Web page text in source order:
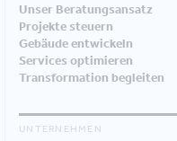
Unser Beratungsansatz
Projekte steuern
Gebäude entwickeln
Services optimieren
Transformation begleiten
UNTERNEHMEN